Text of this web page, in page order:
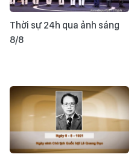
Thời sự 24h qua ảnh sáng
8/8